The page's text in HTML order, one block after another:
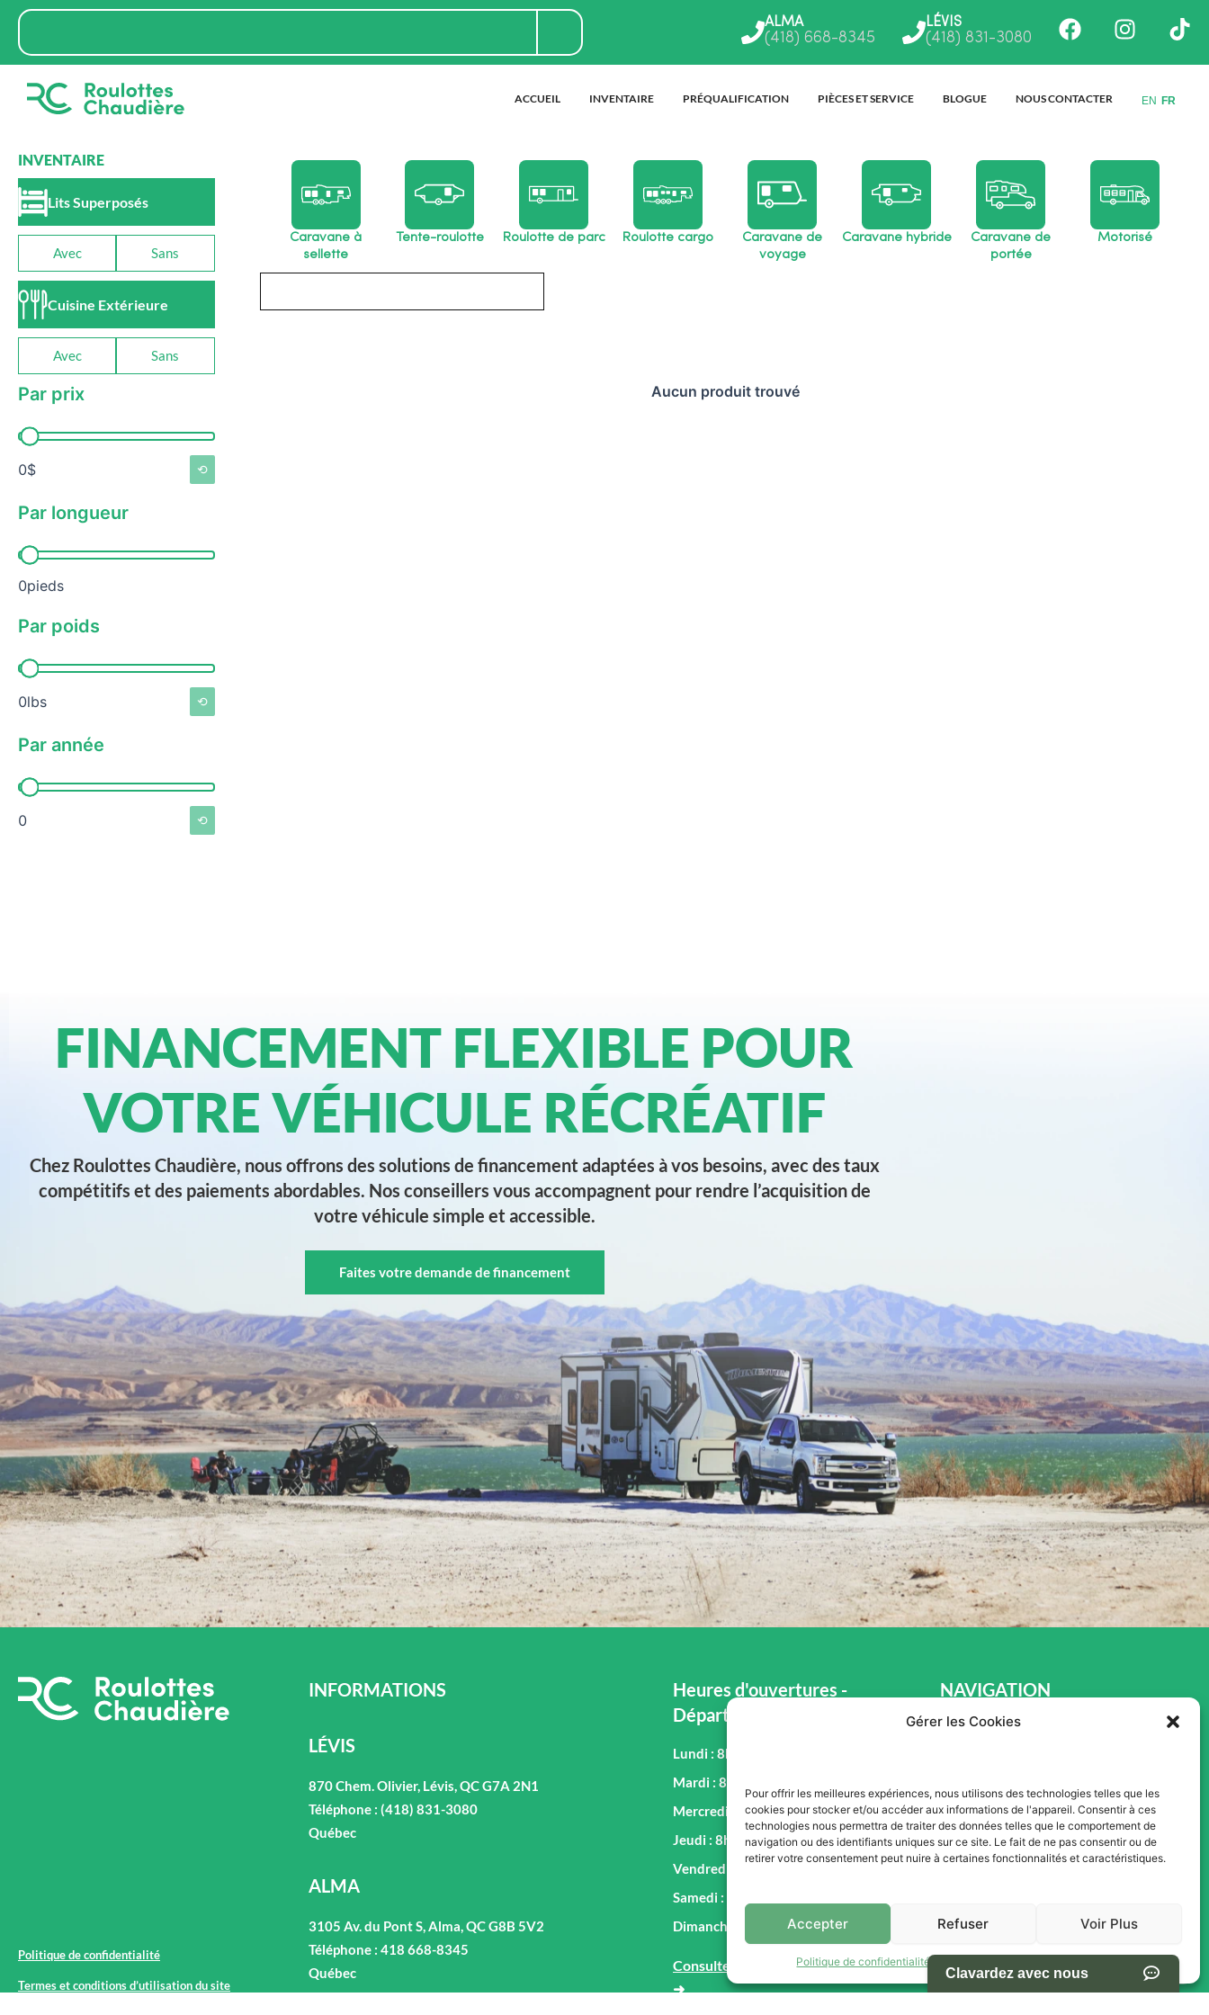
Gérer les Cookies
Pour offrir les meilleures expériences, nous utilisons des technologies telles que les
cookies pour stocker et/ou accéder aux informations de l'appareil. Consentir à ces
technologies nous permettra de traiter des données telles que le comportement de
navigation ou des identifiants uniques sur ce site. Le fait de ne pas consentir ou de
retirer votre consentement peut nuire à certaines fonctionnalités et caractéristiques.
Accepter Refuser Voir Plus
Politique de confidentialité
Aller
contenu
Rechercher ALMA
(418) 668-8345
LÉVIS
(418) 831-3080 Facebook
ACCUEIL INVENTAIRE PRÉQUALIFICATION PIÈCES ET SERVICE BLOGUE NOUS CONTACTER EN FR
INVENTAIRE
Lits Superposés
Avec Sans
Cuisine Extérieure
Avec Sans
Par prix
Par prix
0$ ⟲
Par longueur
Par longueur
0pieds
Par poids
Par poids
0lbs ⟲
Par année
Par année
0 ⟲
Caravane à
sellette
Tente-roulotte Roulotte de parc Roulotte cargo
Caravane de
voyage
Caravane hybride
Caravane de
portée
Motorisé
Aucun produit trouvé
FINANCEMENT FLEXIBLE POUR
VOTRE VÉHICULE RÉCRÉATIF
Chez Roulottes Chaudière, nous offrons des solutions de financement adaptées à vos besoins, avec des taux
compétitifs et des paiements abordables. Nos conseillers vous accompagnent pour rendre l’acquisition de
votre véhicule simple et accessible.
Faites votre demande de financement
Politique de confidentialité
Termes et conditions d’utilisation du site
INFORMATIONS
LÉVIS
870 Chem. Olivier, Lévis, QC G7A 2N1
Téléphone : (418) 831-3080
Québec
ALMA
3105 Av. du Pont S, Alma, QC G8B 5V2
Téléphone : 418 668-8345
Québec
Heures d'ouvertures -
Département des Ventes
Lundi : 8h00 - 17h00
Mardi : 8h00 - 17h00
Mercredi : 8h00 - 17h00
Jeudi : 8h00 - 17h00
Vendredi : 8h00 - 17h00
Samedi : 9h00 - 16h00
Dimanche : Fermé
Consultez notre horaire complet
➜
NAVIGATION
Accueil
Inventaire
Promotion
Blogue